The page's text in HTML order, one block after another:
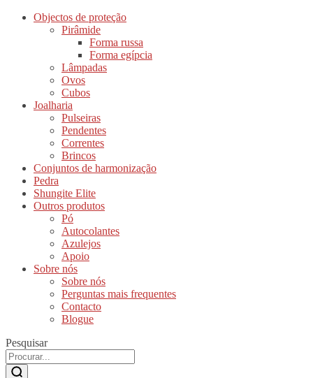
Objectos de proteção
Pirâmide
Forma russa
Forma egípcia
Lâmpadas
Ovos
Cubos
Joalharia
Pulseiras
Pendentes
Correntes
Brincos
Conjuntos de harmonização
Pedra
Shungite Elite
Outros produtos
Pó
Autocolantes
Azulejos
Apoio
Sobre nós
Sobre nós
Perguntas mais frequentes
Contacto
Blogue
Pesquisar